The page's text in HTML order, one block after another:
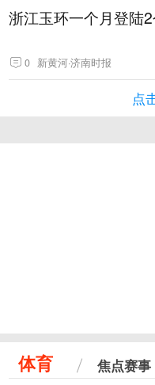
浙江玉环一个月登陆
0 新黄河·济南时报
点
体育 焦点赛事